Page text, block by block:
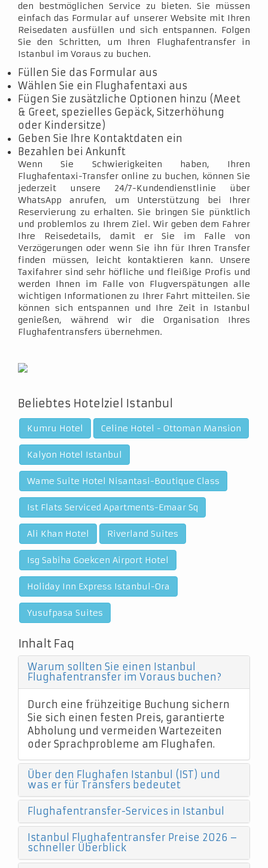
den bestmöglichen Service zu bieten. Sie müssen
einfach das Formular auf unserer Website mit Ihren
Reisedaten ausfüllen und sich entspannen. Folgen
Sie den Schritten, um Ihren Flughafentransfer in
Istanbul im Voraus zu buchen.
Füllen Sie das Formular aus
Wählen Sie ein Flughafentaxi aus
Fügen Sie zusätzliche Optionen hinzu (Meet
& Greet, spezielles Gepäck, Sitzerhöhung
oder Kindersitze)
Geben Sie Ihre Kontaktdaten ein
Bezahlen bei Ankunft
Wenn Sie Schwierigkeiten haben, Ihren
Flughafentaxi-Transfer online zu buchen, können Sie
jederzeit unsere 24/7-Kundendienstlinie über
WhatsApp anrufen, um Unterstützung bei Ihrer
Reservierung zu erhalten. Sie bringen Sie pünktlich
und problemlos zu Ihrem Ziel. Wir geben dem Fahrer
Ihre Reisedetails, damit er Sie im Falle von
Verzögerungen oder wenn Sie ihn für Ihren Transfer
finden müssen, leicht kontaktieren kann. Unsere
Taxifahrer sind sehr höfliche und fleißige Profis und
werden Ihnen im Falle von Flugverspätungen alle
wichtigen Informationen zu Ihrer Fahrt mitteilen. Sie
können sich entspannen und Ihre Zeit in Istanbul
genießen, während wir die Organisation Ihres
Flughafentransfers übernehmen.
Beliebtes Hotelziel Istanbul
Kumru Hotel Celine Hotel - Ottoman Mansion
Kalyon Hotel Istanbul
Wame Suite Hotel Nisantasi-Boutique Class
Ist Flats Serviced Apartments-Emaar Sq
Ali Khan Hotel Riverland Suites
Isg Sabiha Goekcen Airport Hotel
Holiday Inn Express Istanbul-Ora
Yusufpasa Suites
Inhalt Faq
Warum sollten Sie einen Istanbul
Flughafentransfer im Voraus buchen?
Durch eine frühzeitige Buchung sichern
Sie sich einen festen Preis, garantierte
Abholung und vermeiden Wartezeiten
oder Sprachprobleme am Flughafen.
Über den Flughafen Istanbul (IST) und
was er für Transfers bedeutet
Flughafentransfer-Services in Istanbul
Istanbul Flughafentransfer Preise 2026 –
schneller Überblick